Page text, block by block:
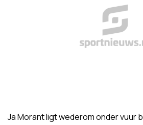
Ja Morant ligt wederom onder vuur